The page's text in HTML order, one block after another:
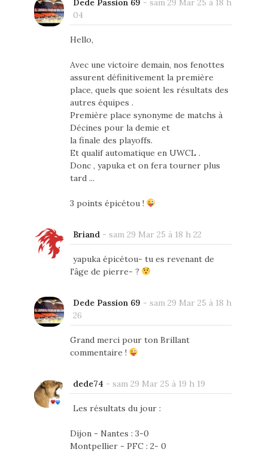
04
Hello,
Avec une victoire demain, nos fenottes
assurent définitivement la première
place, quels que soient les résultats des
autres équipes .
Première place synonyme de matchs à
Décines pour la demie et
la finale des playoffs.
Et qualif automatique en UWCL .
Donc , yapuka et on fera tourner plus
tard ...
3 points épicétou !
Briand - sam 29 Mar 25 à 18 h 22
yapuka épicétou- tu es revenant de
l'âge de pierre- ?
Dede Passion 69 - sam 29 Mar 25 à 18 h
26
Grand merci pour ton Brillant
commentaire !
dede74 - sam 29 Mar 25 à 19 h 19
Les résultats du jour :
Dijon - Nantes : 3-0
Montpellier - PFC : 2- 0